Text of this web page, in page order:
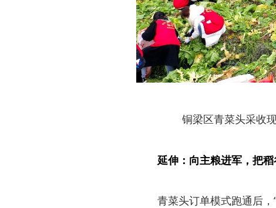
铜梁区青菜头采收
延伸：向主粮进军，把
青菜头订单模式跑通后